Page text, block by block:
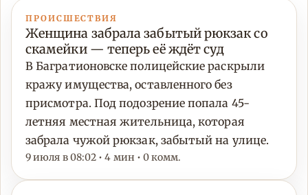
ПРОИСШЕСТВИЯ
Женщина забрала забытый рюкзак со
скамейки — теперь её ждёт суд
В Багратионовске полицейские раскрыли
кражу имущества, оставленного без
присмотра. Под подозрение попала 45-
летняя местная жительница, которая
забрала чужой рюкзак, забытый на улице.
9 июля в 08:02 • 4 мин • 0 комм.